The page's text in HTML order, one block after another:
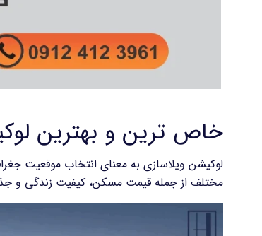
خاص ترین و بهترین
لوکیشن ویلاسازی به معنای انتخاب موقعیت
مختلف از جمله قیمت مسکن، کیفیت زندگی و